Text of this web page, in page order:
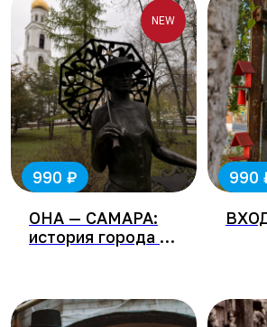
NEW
ОНА — САМАРА:
история города в
990 ₽ 990